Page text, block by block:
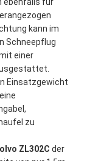
kann im
Schneepflug
einer
Einsatzgewicht
zu
ZL302C der